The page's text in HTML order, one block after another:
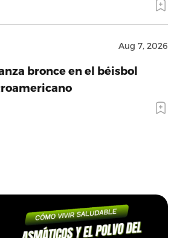
Aug 7, 2026
bronce en el béisbol